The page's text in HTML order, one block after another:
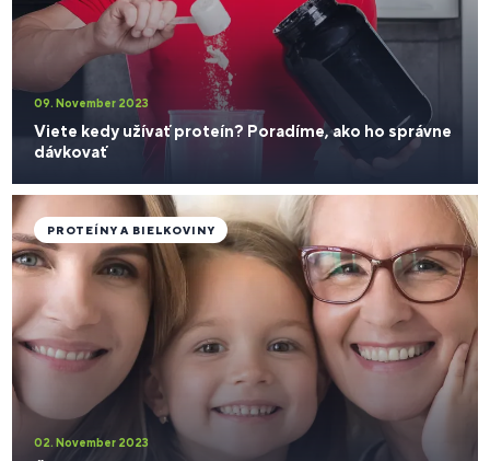
09. November 2023
Viete kedy užívať proteín? Poradíme, ako ho správne
dávkovať
02. November 2023
PROTEÍNY A BIELKOVINY